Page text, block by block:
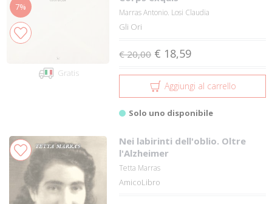
7%
Gratis
Marras Antonio. Losi Claudia
Gli Ori
€ 20,00 € 18,59
Aggiungi al carrello
Solo uno disponibile
Nei labirinti dell'oblio. Oltre
l'Alzheimer
Tetta Marras
AmicoLibro